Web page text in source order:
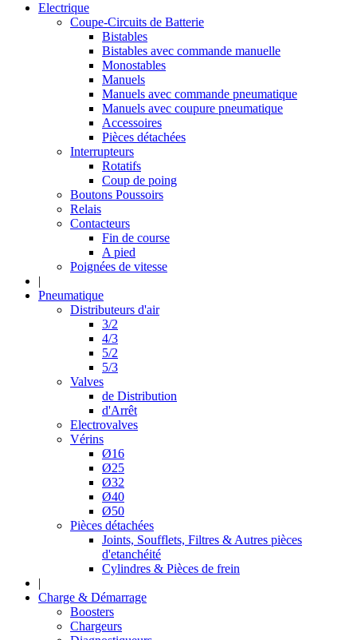
Electrique
Coupe-Circuits de Batterie
Bistables
Bistables avec commande manuelle
Monostables
Manuels
Manuels avec commande pneumatique
Manuels avec coupure pneumatique
Accessoires
Pièces détachées
Interrupteurs
Rotatifs
Coup de poing
Boutons Poussoirs
Relais
Contacteurs
Fin de course
A pied
Poignées de vitesse
|
Pneumatique
Distributeurs d'air
3/2
4/3
5/2
5/3
Valves
de Distribution
d'Arrêt
Electrovalves
Vérins
Ø16
Ø25
Ø32
Ø40
Ø50
Pièces détachées
Joints, Soufflets, Filtres & Autres pièces
d'etanchéité
Cylindres & Pièces de frein
|
Charge & Démarrage
Boosters
Chargeurs